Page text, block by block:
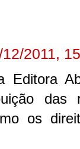
12/2011,
Editora
das
os